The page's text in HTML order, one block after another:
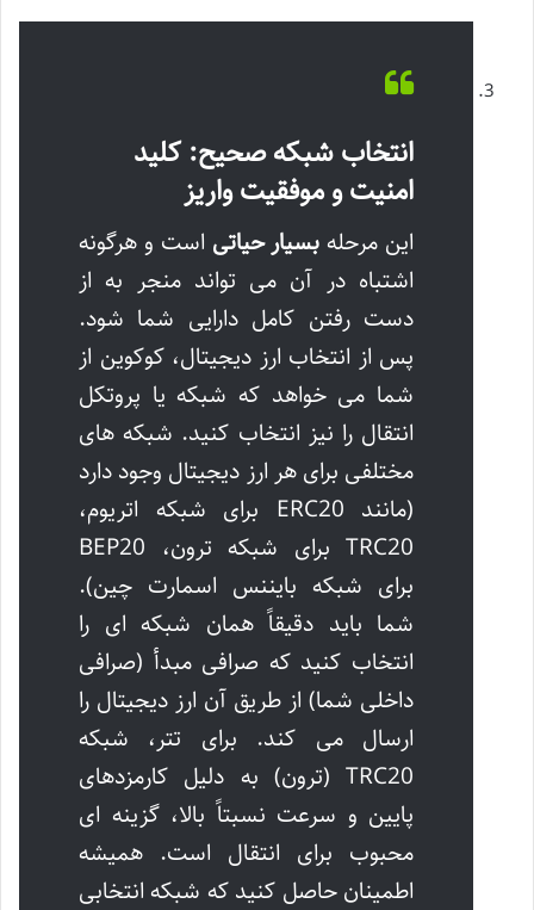
انتخاب شبکه صحیح: کلید
امنیت و موفقیت واریز
این مرحله بسیار حیاتی است و هرگونه
اشتباه در آن می تواند منجر به از
دست رفتن کامل دارایی شما شود.
پس از انتخاب ارز دیجیتال، کوکوین از
شما می خواهد که شبکه یا پروتکل
انتقال را نیز انتخاب کنید. شبکه های
مختلفی برای هر ارز دیجیتال وجود دارد
(مانند ERC20 برای شبکه اتریوم،
TRC20 برای شبکه ترون، BEP20
برای شبکه بایننس اسمارت چین).
شما باید دقیقاً همان شبکه ای را
انتخاب کنید که صرافی مبدأ (صرافی
داخلی شما) از طریق آن ارز دیجیتال را
ارسال می کند. برای تتر، شبکه
TRC20 (ترون) به دلیل کارمزدهای
پایین و سرعت نسبتاً بالا، گزینه ای
محبوب برای انتقال است. همیشه
اطمینان حاصل کنید که شبکه انتخابی